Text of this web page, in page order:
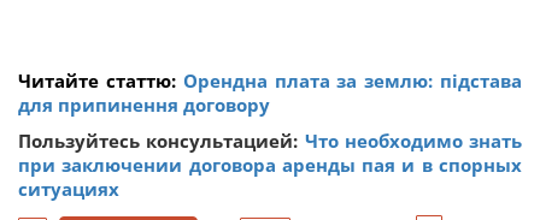
Читайте статтю: Орендна плата за землю: підстава
для припинення договору
Пользуйтесь консультацией: Что необходимо знать
при заключении договора аренды пая и в спорных
ситуациях